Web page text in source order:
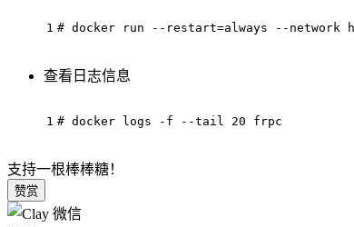
1 # docker run --restart=always --network
查看日志信息
1 # docker logs -f --tail 20 frpc
支持一根棒棒糖！
赞赏